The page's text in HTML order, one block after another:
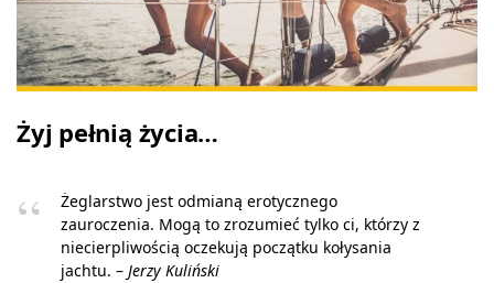
Żyj pełnią życia…
Żeglarstwo jest odmianą erotycznego
zauroczenia. Mogą to zrozumieć tylko ci, którzy z
niecierpliwością oczekują początku kołysania
jachtu. – Jerzy Kuliński